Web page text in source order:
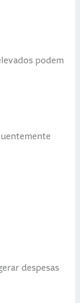
podem
despesas